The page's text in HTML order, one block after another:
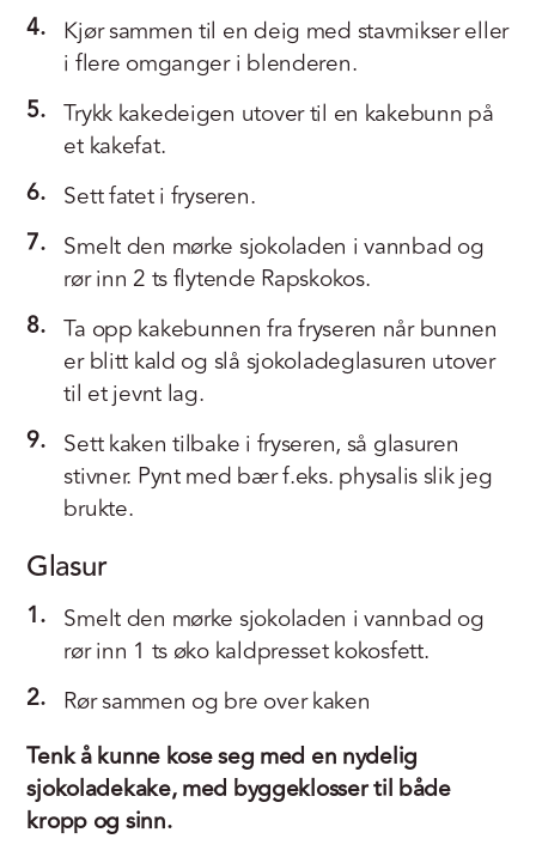
4. Kjør sammen til en deig med stavmikser eller
i flere omganger i blenderen.
5. Trykk kakedeigen utover til en kakebunn på
et kakefat.
6. Sett fatet i fryseren.
7. Smelt den mørke sjokoladen i vannbad og
rør inn 2 ts flytende Rapskokos.
8. Ta opp kakebunnen fra fryseren når bunnen
er blitt kald og slå sjokoladeglasuren utover
til et jevnt lag.
9. Sett kaken tilbake i fryseren, så glasuren
stivner. Pynt med bær f.eks. physalis slik jeg
brukte.
Glasur
1. Smelt den mørke sjokoladen i vannbad og
rør inn 1 ts øko kaldpresset kokosfett.
2. Rør sammen og bre over kaken
Tenk å kunne kose seg med en nydelig
sjokoladekake, med byggeklosser til både
kropp og sinn.